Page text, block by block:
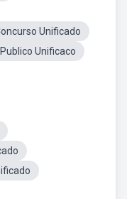
Unificado
Unificaco